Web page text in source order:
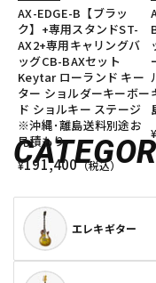
AX-EDGE-B【ブラッ
ク】+専用スタンドST-
AX2+専用キャリングバ
ッグCB-BAXセット
Keytar ローランド キー
ター ショルダーキーボー
ド ショルキー ステージ
※沖縄･離島送料別途お
見積もり
¥191,400（税込）
¥
エレキギター